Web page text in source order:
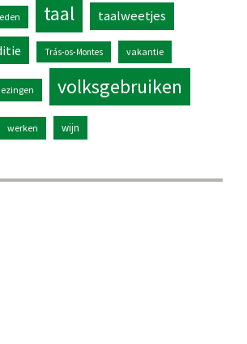
taal taalweetjes
Trás-os-Montes vakantie
volksgebruiken
werken wijn